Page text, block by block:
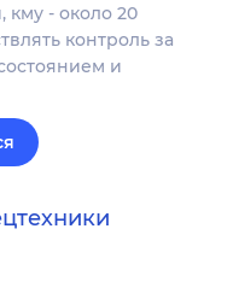
кму - около 20
контроль за
и